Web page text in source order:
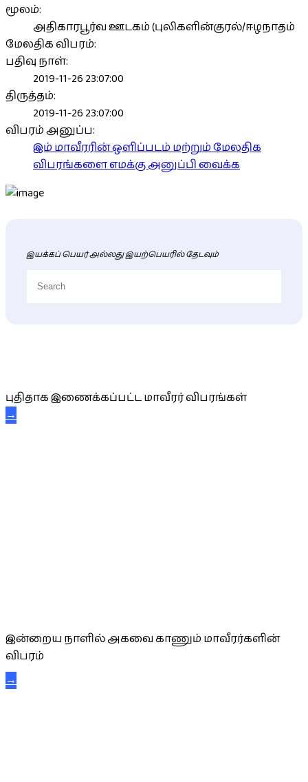
மூலம்:
அதிகாரபூர்வ ஊடகம் (புலிகளின்குரல்/ஈழநாதம்
மேலதிக விபரம்:
பதிவு நாள்:
2019-11-26 23:07:00
திருத்தம்:
2019-11-26 23:07:00
விபரம் அனுப்ப:
இம் மாவீரரின் ஒளிப்படம் மற்றும் மேலதிக
விபரங்களை எமக்கு அனுப்பி வைக்க
இயக்கப் பெயர் அல்லது இயற்பெயரில் தேடவும்
புதிதாக இணைக்கப்பட்ட மாவீரர் விபரங்கள்
→
இன்றைய நாளில் அகவை காணும் மாவீரர்களின்
விபரம்
→